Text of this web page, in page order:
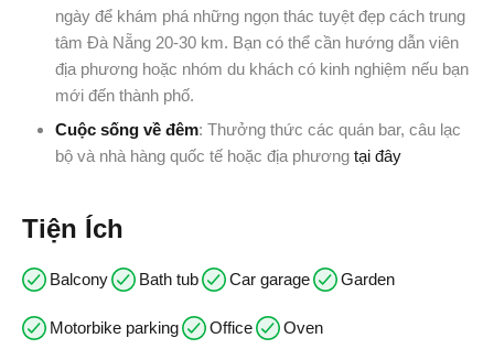
ngày để khám phá những ngọn thác tuyệt đẹp cách trung
tâm Đà Nẵng 20-30 km. Bạn có thể cần hướng dẫn viên
địa phương hoặc nhóm du khách có kinh nghiệm nếu bạn
mới đến thành phố.
Cuộc sống về đêm: Thưởng thức các quán bar, câu lạc
bộ và nhà hàng quốc tế hoặc địa phương tại đây
Tiện Ích
Balcony Bath tub Car garage Garden
Motorbike parking Office Oven